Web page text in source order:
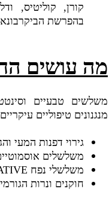
קורן, קוליטיס,
בהפרשת
מה עושים
משלשים טבעיים
מנגנונים טיפוליים
גירוי דפנות המעי
משלשלים
משלשלי נפח
חוקנים ונרות